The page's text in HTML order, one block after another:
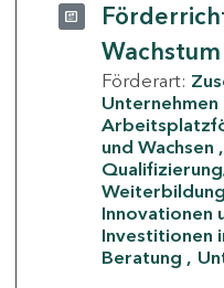
Wachstum
Förderart:
Unternehmen
und Wachsen
Innovationen
Investitionen
Beratung